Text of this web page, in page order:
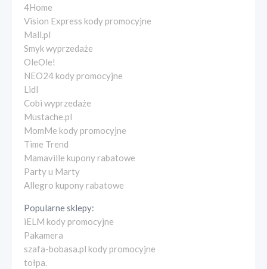
4Home
Vision Express kody promocyjne
Mall.pl
Smyk wyprzedaże
OleOle!
NEO24 kody promocyjne
Lidl
Cobi wyprzedaże
Mustache.pl
MomMe kody promocyjne
Time Trend
Mamaville kupony rabatowe
Party u Marty
Allegro kupony rabatowe
Popularne sklepy:
iELM kody promocyjne
Pakamera
szafa-bobasa.pl kody promocyjne
tołpa.